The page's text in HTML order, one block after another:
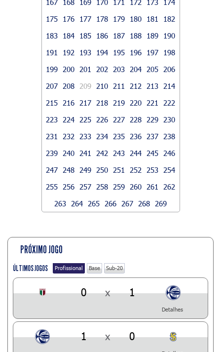
167
168 169 170 171 172 173
174
175
176 177 178 179 180 181
182
183
184 185 186 187 188 189
190
191
192 193 194 195 196 197
198
199
200 201 202 203 204 205
206
207
208 209 210 211 212 213
214
215
216 217 218 219 220 221
222
223
224 225 226 227 228 229
230
231
232 233 234 235 236 237
238
239
240 241 242 243 244 245
246
247
248 249 250 251 252 253
254
255
256 257 258 259 260 261
262
263
264 265 266 267 268 269
PRÓXIMO JOGO
ÚLTIMOS JOGOS Profissional Base Sub-20
0 x 1
Detalhes
1 x 0